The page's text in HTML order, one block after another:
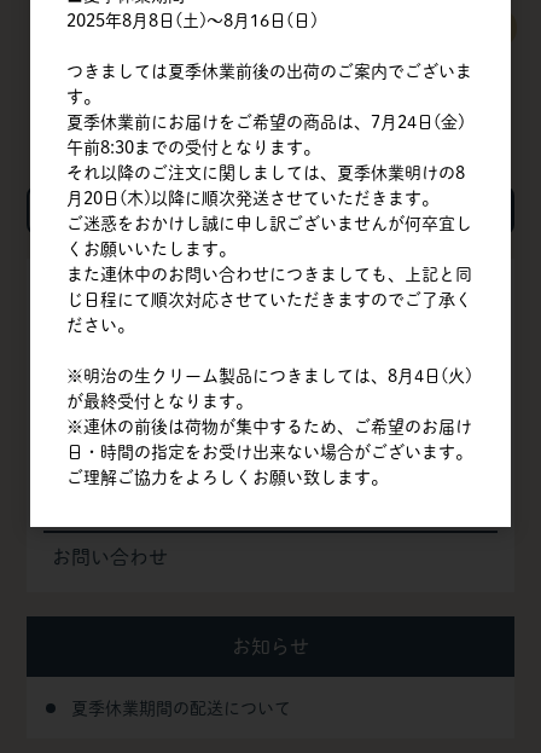
すべてのおすすめ商品を見る
TOP
商品一覧
クイックオーダー
お問い合わせ
お知らせ
夏季休業期間の配送について
2025年8月8日(土)～8月16日(日)
つきましては夏季休業前後の出荷のご案内でございま
す。
夏季休業前にお届けをご希望の商品は、7月24日(金)
午前8:30までの受付となります。
それ以降のご注文に関しましては、夏季休業明けの8
月20日(木)以降に順次発送させていただきます。
ご迷惑をおかけし誠に申し訳ございませんが何卒宜し
くお願いいたします。
また連休中のお問い合わせにつきましても、上記と同
じ日程にて順次対応させていただきますのでご了承く
ださい。
※明治の生クリーム製品につきましては、8月4日(火)
が最終受付となります。
※連休の前後は荷物が集中するため、ご希望のお届け
日・時間の指定をお受け出来ない場合がございます。
ご理解ご協力をよろしくお願い致します。